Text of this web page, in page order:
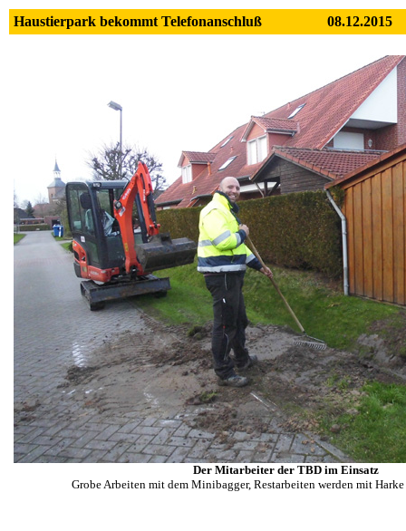
Haustierpark bekommt Telefonanschluß 08.12.2015
Der Mitarbeiter der TBD im Einsatz
Grobe Arbeiten mit dem Minibagger, Restarbeiten werden mit